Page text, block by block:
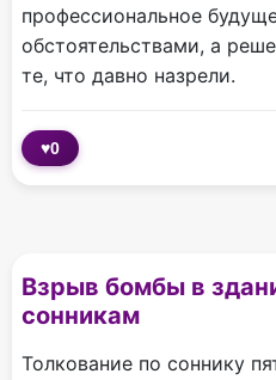
профессиональное
обстоятельствами, а
те, что давно назрели.
♥0
Взрыв бомбы в
сонникам
Толкование по соннику